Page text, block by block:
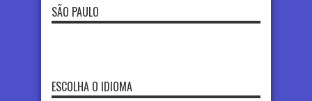
SÃO PAULO
ESCOLHA O IDIOMA